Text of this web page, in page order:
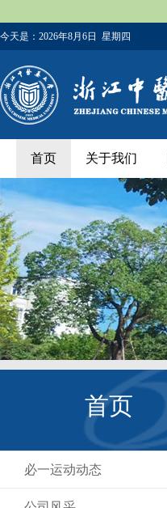
今天是： 2026年8月6日 星期四
首页 关于我们
首页
必一运动动态